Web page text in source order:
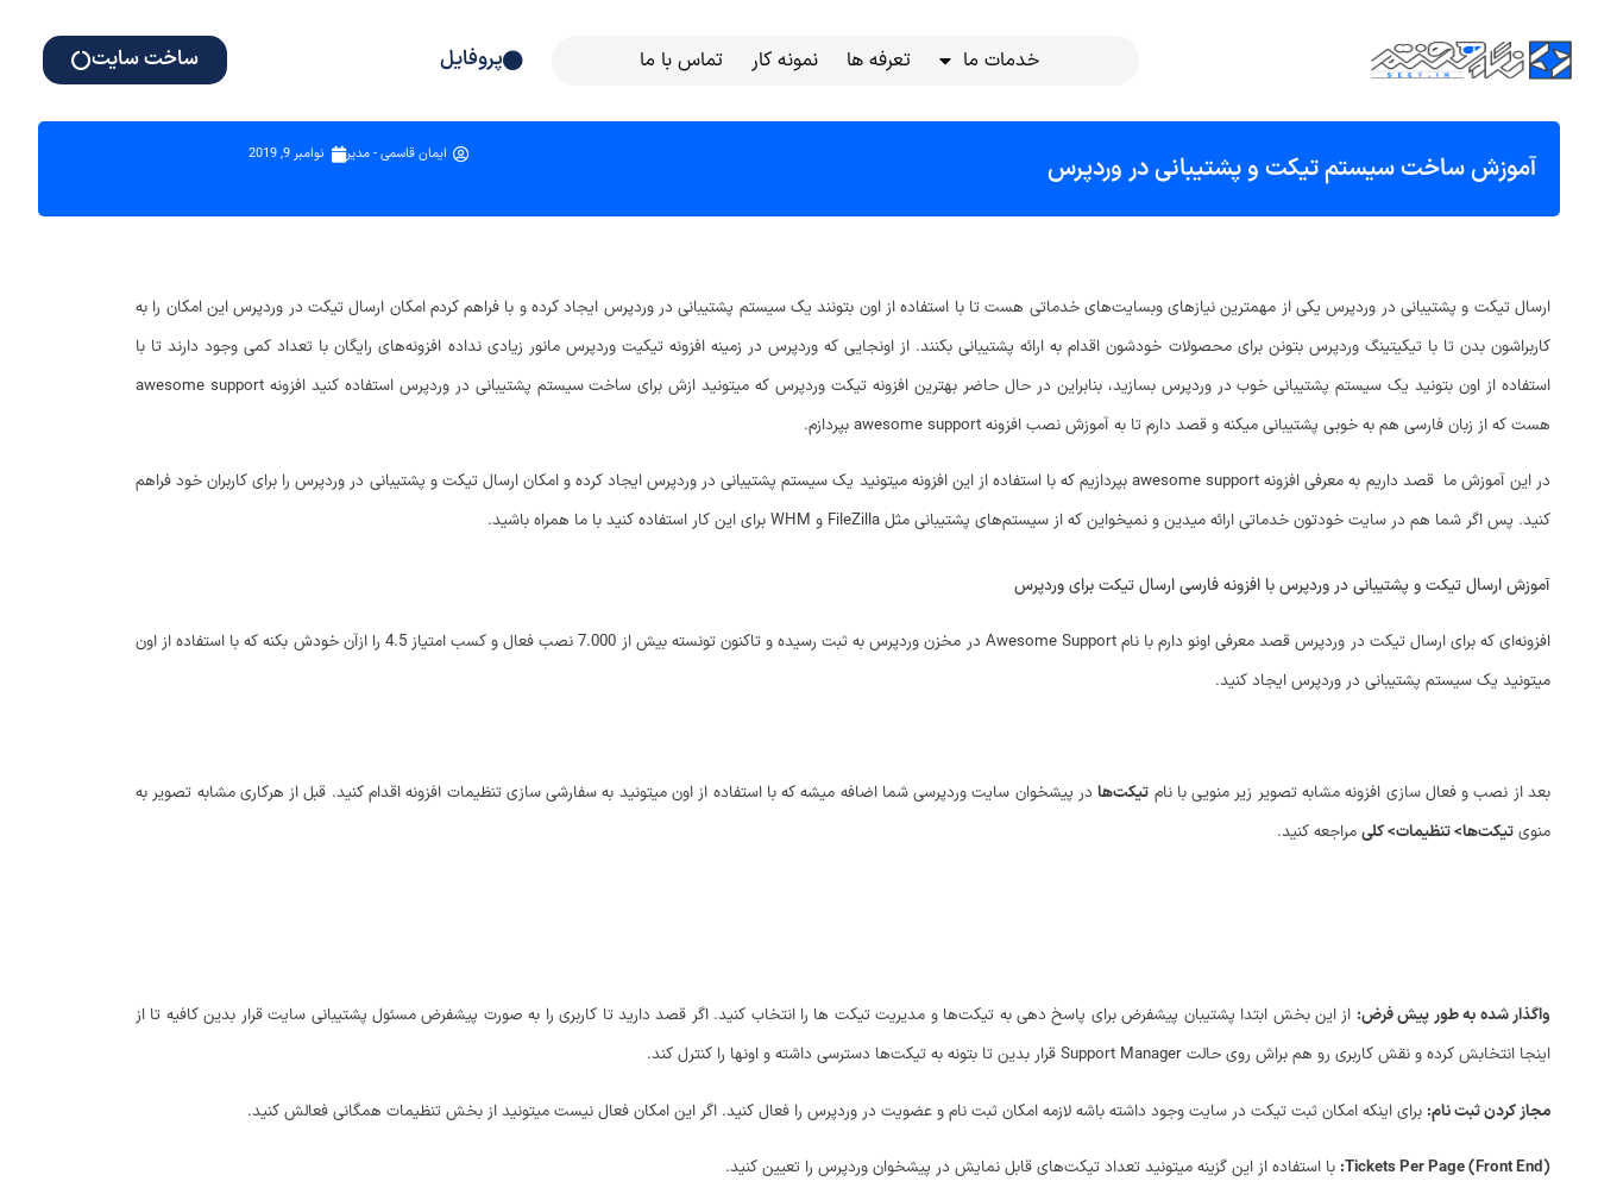
خدمات ما تعرفه ها نمونه کار تماس با ما پروفایل ساخت سایت
آموزش ساخت سیستم تیکت و پشتیبانی در وردپرس ایمان قاسمی - مدیر نوامبر 9, 2019
ارسال تیکت و پشتیبانی در وردپرس یکی از مهمترین نیازهای وبسایت‌های خدماتی هست تا با استفاده از اون بتونند یک سیستم پشتیبانی در وردپرس ایجاد کرده و با فراهم کردم امکان ارسال تیکت در وردپرس این امکان را به
کاربراشون بدن تا با تیکیتینگ وردپرس بتونن برای محصولات خودشون اقدام به ارائه پشتیبانی بکنند. از اونجایی که وردپرس در زمینه افزونه تیکیت وردپرس مانور زیادی نداده افزونه‌های رایگان با تعداد کمی وجود دارند تا با
استفاده از اون بتونید یک سیستم پشتیبانی خوب در وردپرس بسازید، بنابراین در حال حاضر بهترین افزونه تیکت وردپرس که میتونید ازش برای ساخت سیستم پشتیبانی در وردپرس استفاده کنید افزونه awesome support
هست که از زبان فارسی هم به خوبی پشتیبانی میکنه و قصد دارم تا به آموزش نصب افزونه awesome support بپردازم.
در این آموزش ما قصد داریم به معرفی افزونه awesome support بپردازیم که با استفاده از این افزونه میتونید یک سیستم پشتیبانی در وردپرس ایجاد کرده و امکان ارسال تیکت و پشتیبانی در وردپرس را برای کاربران خود فراهم
کنید. پس اگر شما هم در سایت خودتون خدماتی ارائه میدین و نمیخواین که از سیستم‌های پشتیبانی مثل FileZilla و WHM برای این کار استفاده کنید با ما همراه باشید.
آموزش ارسال تیکت و پشتیبانی در وردپرس با افزونه فارسی ارسال تیکت برای وردپرس
افزونه‌ای که برای ارسال تیکت در وردپرس قصد معرفی اونو دارم با نام Awesome Support در مخزن وردپرس به ثبت رسیده و تاکنون تونسته بیش از 7.000 نصب فعال و کسب امتیاز 4.5 را ازآن خودش بکنه که با استفاده از اون
میتونید یک سیستم پشتیبانی در وردپرس ایجاد کنید.
بعد از نصب و فعال سازی افزونه مشابه تصویر زیر منویی با نام تیکت‌هادر پیشخوان سایت وردپرسی شما اضافه میشه که با استفاده از اون میتونید به سفارشی سازی تنظیمات افزونه اقدام کنید. قبل از هرکاری مشابه تصویر به
منوی تیکت‌ها> تنظیمات> کلی مراجعه کنید.
واگذار شده به طور پیش فرض: از این بخش ابتدا پشتیبان پیشفرض برای پاسخ دهی به تیکت‌ها و مدیریت تیکت ها را انتخاب کنید. اگر قصد دارید تا کاربری را به صورت پیشفرض مسئول پشتیبانی سایت قرار بدین کافیه تا از
اینجا انتخابش کرده و نقش کاربری رو هم براش روی حالت Support Manager قرار بدین تا بتونه به تیکت‌ها دسترسی داشته و اونها را کنترل کند.
مجاز کردن ثبت نام: برای اینکه امکان ثبت تیکت در سایت وجود داشته باشه لازمه امکان ثبت نام و عضویت در وردپرس را فعال کنید. اگر این امکان فعال نیست میتونید از بخش تنظیمات همگانی فعالش کنید.
Tickets Per Page (Front End): با استفاده از این گزینه میتونید تعداد تیکت‌های قابل نمایش در پیشخوان وردپرس را تعیین کنید.